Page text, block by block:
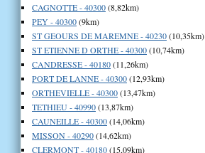
CAGNOTTE - 40300(8,82km)
PEY - 40300(9km)
ST GEOURS DE MAREMNE - 40230(10,35km)
ST ETIENNE D ORTHE - 40300(10,74km)
CANDRESSE - 40180(11,26km)
PORT DE LANNE - 40300(12,93km)
ORTHEVIELLE - 40300(13,47km)
TETHIEU - 40990(13,87km)
CAUNEILLE - 40300(14,06km)
MISSON - 40290(14,62km)
CLERMONT - 40180(15,09km)